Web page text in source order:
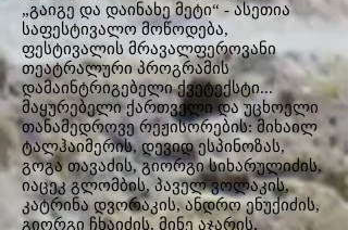
„გაიგე და დაინახე მეტი“ - ასეთია
საფესტივალო მოწოდება,
ფესტივალის მრავალფეროვანი
თეატრალური პროგრამის
დამაინტრიგებელი ქვეტექსტი...
მაყურებელი ქართველი და უცხოელი
თანამედროვე რეჟისორების: მიხაილ
ტალჰაიმერის, დევიდ ესპინოზას,
გოგა თავაძის, გიორგი სიხარულიძის,
იაცეკ გლომბის, პაველ ვოლაკის,
კატრინა დვორაკის, ანდრო ენუქიძის,
გიორგი ჩხაიძის, მინე აჯარის,